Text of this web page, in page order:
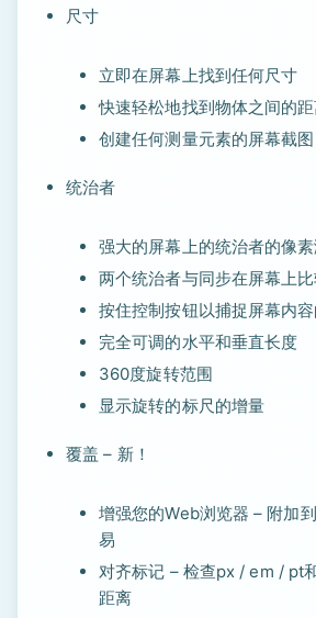
尺寸
立即在屏幕上找到任何尺寸
快速轻松地找到物体之间的
创建任何测量元素的屏幕截图
统治者
强大的屏幕上的统治者的像
两个统治者与同步在屏幕上
按住控制按钮以捕捉屏幕内
完全可调的水平和垂直长度
360度旋转范围
显示旋转的标尺的增量
覆盖 – 新！
增强您的Web浏览器 – 附加
易
对齐标记 – 检查px / em / pt
距离